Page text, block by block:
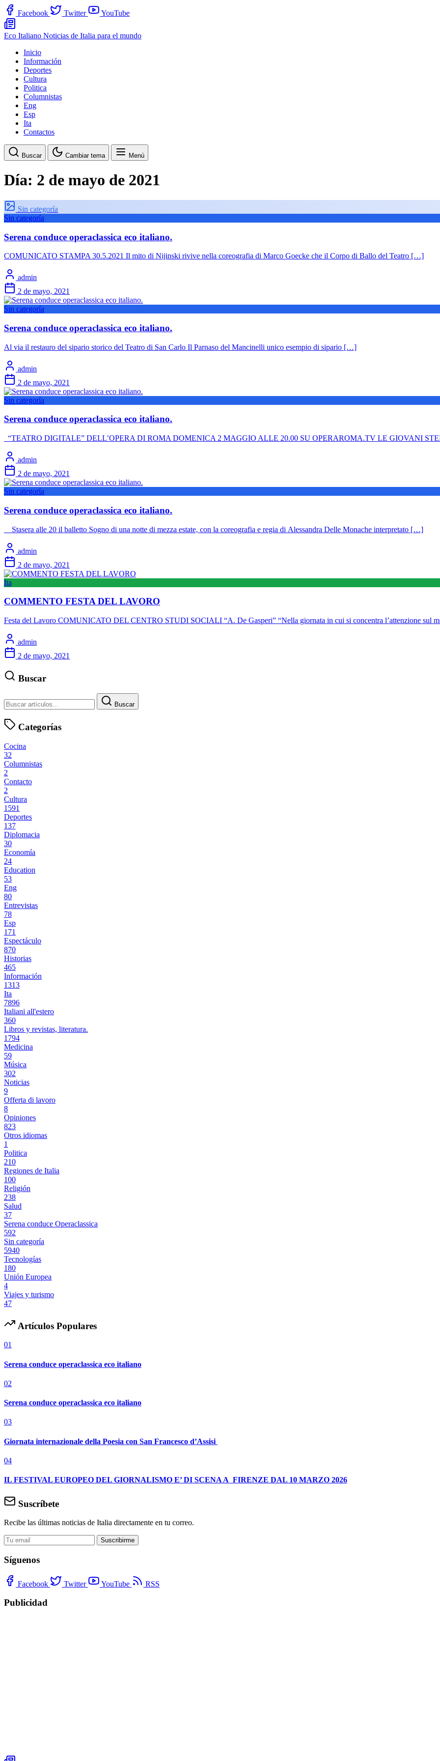
Facebook Twitter YouTube
Eco Italiano Noticias de Italia para el mundo
Inicio
Información
Deportes
Cultura
Politica
Columnistas
Eng
Esp
Ita
Contactos
Buscar Cambiar tema Menú
Día: 2 de mayo de 2021
Sin categoría
Sin categoría
Serena conduce operaclassica eco italiano.
COMUNICATO STAMPA 30.5.2021 Il mito di Nijinski rivive nella coreografia di Marco Goecke che il Corpo di Ballo del Teatro […]
admin
2 de mayo, 2021
Sin categoría
Serena conduce operaclassica eco italiano.
Al via il restauro del sipario storico del Teatro di San Carlo Il Parnaso del Mancinelli unico esempio di sipario […]
admin
2 de mayo, 2021
Sin categoría
Serena conduce operaclassica eco italiano.
“TEATRO DIGITALE” DELL’OPERA DI ROMA DOMENICA 2 MAGGIO ALLE 20.00 SU OPERAROMA.TV LE GIOVANI
admin
2 de mayo, 2021
Sin categoría
Serena conduce operaclassica eco italiano.
Stasera alle 20 il balletto Sogno di una notte di mezza estate, con la coreografia e regia di Alessandra Delle Monache interpretato […]
admin
2 de mayo, 2021
Ita
COMMENTO FESTA DEL LAVORO
Festa del Lavoro COMUNICATO DEL CENTRO STUDI SOCIALI “A. De Gasperi” “Nella giornata in cui si concentra l’attenzione sul
admin
2 de mayo, 2021
Buscar
Buscar
Categorías
Cocina
32
Columnistas
2
Contacto
2
Cultura
1591
Deportes
137
Diplomacia
30
Economía
24
Education
53
Eng
80
Entrevistas
78
Esp
171
Espectáculo
870
Historias
465
Información
1313
Ita
7896
Italiani all'estero
360
Libros y revistas, literatura.
1794
Medicina
59
Música
302
Noticias
9
Offerta di lavoro
8
Opiniones
823
Otros idiomas
1
Politica
210
Regiones de Italia
100
Religión
238
Salud
37
Serena conduce Operaclassica
592
Sin categoría
5940
Tecnologías
180
Unión Europea
4
Viajes y turismo
47
Artículos Populares
01
Serena conduce operaclassica eco italiano
02
Serena conduce operaclassica eco italiano
03
Giornata internazionale della Poesia con San Francesco d’Assisi
04
IL FESTIVAL EUROPEO DEL GIORNALISMO E’ DI SCENA A FIRENZE DAL 10 MARZO 2026
Suscríbete
Recibe las últimas noticias de Italia directamente en tu correo.
Suscribirme
Síguenos
Facebook Twitter YouTube RSS
Publicidad